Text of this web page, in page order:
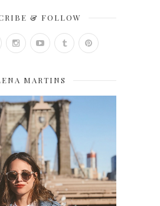
& FOLLOW
MARTINS